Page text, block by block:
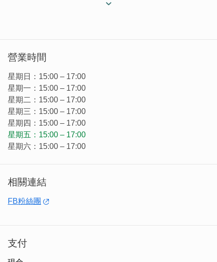
在 30而立這一年，兩位年輕人決定給放在心裡許久的夢想
味，讓吃過的人再次回想只有滿滿幸福。
點不同口味放一起，是不是很有開箱的感覺呢~
營業時間
星期日：15:00 – 17:00
星期一：15:00 – 17:00
星期二：15:00 – 17:00
星期三：15:00 – 17:00
星期四：15:00 – 17:00
星期五：15:00 – 17:00
星期六：15:00 – 17:00
相關連結
FB粉絲團
支付